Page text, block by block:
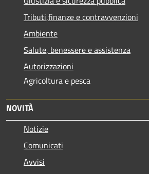
Tributi,finanze e contravvenzioni
Ambiente
Salute, benessere e assistenza
Autorizzazioni
Agricoltura e pesca
NOVITÀ
Notizie
Comunicati
Avvisi